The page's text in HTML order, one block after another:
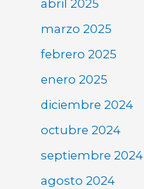
abril 2025
marzo 2025
febrero 2025
enero 2025
diciembre 2024
octubre 2024
septiembre 2024
agosto 2024